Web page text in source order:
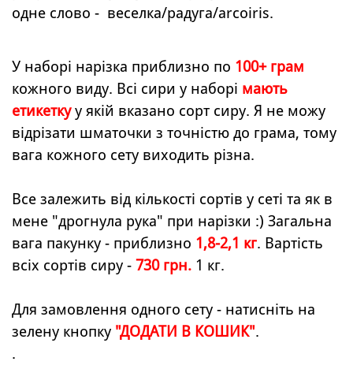
одне слово - веселка/радуга/arcoiris.
У наборі нарізка приблизно по 100+грам
кожного виду. Всі сири у наборі мають
етикетку у якій вказано сорт сиру. Я не можу
відрізати шматочки з точністю до грама, тому
вага кожного сету виходить різна.
Все залежить від кількості сортів у сеті та як в
мене "дрогнула рука" при нарізки :) Загальна
вага пакунку - приблизно 1,8-2,1 кг. Вартість
всіх сортів сиру - 730 грн. 1 кг.
Для замовлення одного сету - натисніть на
зелену кнопку "ДОДАТИ В КОШИК".
.